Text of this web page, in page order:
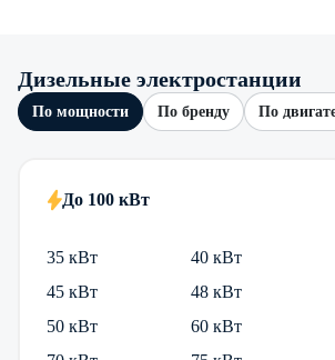
Дизельные электростанции
По мощности По бренду По
До 100 кВт
35 кВт
40 кВт
45 кВт
48 кВт
50 кВт
60 кВт